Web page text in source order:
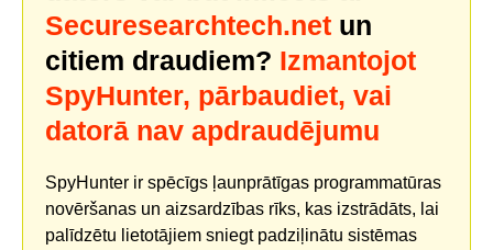
Securesearchtech.net un
citiem draudiem? Izmantojot
SpyHunter, pārbaudiet, vai
datorā nav apdraudējumu
SpyHunter ir spēcīgs ļaunprātīgas programmatūras
novēršanas un aizsardzības rīks, kas izstrādāts, lai
palīdzētu lietotājiem sniegt padziļinātu sistēmas